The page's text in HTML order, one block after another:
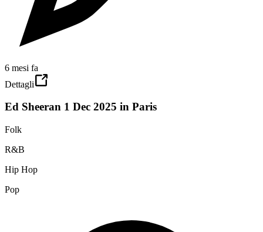
6 mesi fa
Dettagli
Ed Sheeran 1 Dec 2025 in Paris
Folk
R&B
Hip Hop
Pop